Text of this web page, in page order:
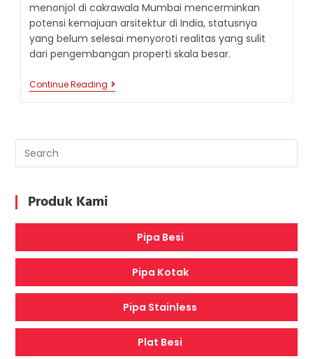
menonjol di cakrawala Mumbai mencerminkan
potensi kemajuan arsitektur di India, statusnya
yang belum selesai menyoroti realitas yang sulit
dari pengembangan properti skala besar.
Continue Reading PALAIS
ROYALE
VERTIKAL
MUMBAI,
Produk Kami
Pipa Besi
Pipa Kotak
Pipa Stainless
Plat Besi